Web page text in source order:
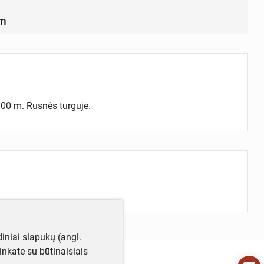
m. Rusnės turguje.
slapukų (angl.
su būtinaisiais